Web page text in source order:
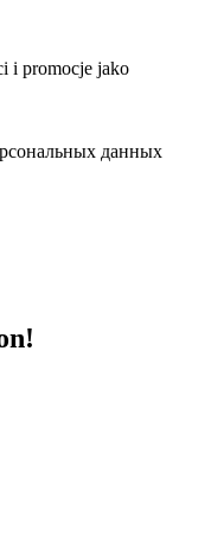
i promocje jako
данных